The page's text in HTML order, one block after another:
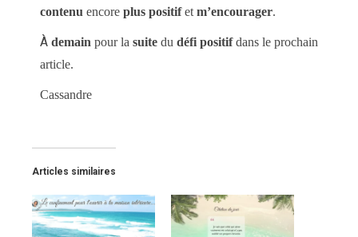
contenu encore plus positifet m’encourager.
À demain pour la suite du défi positifdans le prochain
article.
Cassandre
Articles similaires